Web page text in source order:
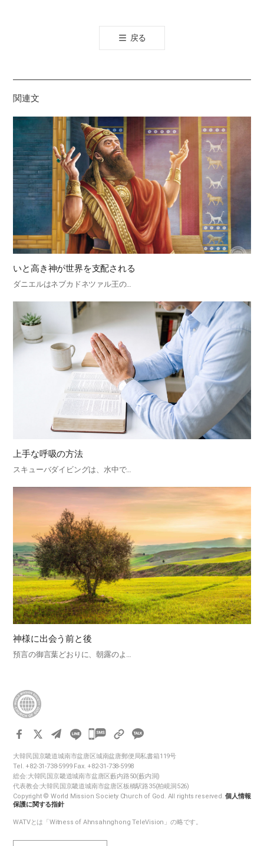
톡
공
기
戻る
関連文
いと高き神が世界を支配される
ダニエルはネブカドネツァル王の…
上手な呼吸の方法
スキューバダイビングは、水中で…
神様に出会う前と後
預言の御言葉どおりに、朝露のよ…
카
오
톡
공
하
大韓民国京畿道城南市盆唐区城南盆唐郵便局私書箱119号
Tel. +82-31-738-5999 Fax. +82-31-738-5998
総会:大韓民国京畿道城南市盆唐区藪内路50(藪内洞)
代表教会:大韓民国京畿道城南市盆唐区板橋駅路35(柏峴洞526)
Copyright © World Mission Society Church of God. All rights reserved.個人情報
保護に関する指針
WATVとは「Witness of Ahnsahnghong TeleVision」の略です。